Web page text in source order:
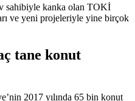
sahibiyle kanka olan TOKİ
ve yeni projeleriyle yine birçok
tane konut
2017 yılında 65 bin konut